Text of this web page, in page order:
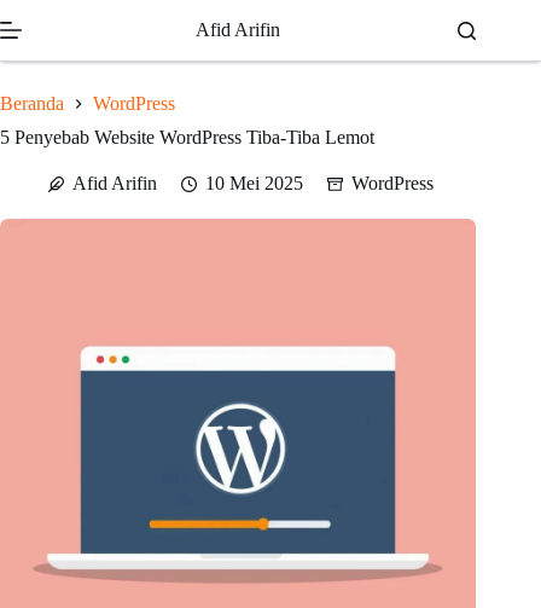
to
Afid Arifin
Beranda
WordPress
5 Penyebab Website WordPress Tiba-Tiba Lemot
Afid Arifin 10 Mei 2025 WordPress